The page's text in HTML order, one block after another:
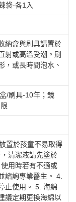
袋-各1入
納盒與刷具請置於
射或高溫受潮。刷
，或長時間泡水、
/刷具-10年；鏡
置於孩童不易取得
清潔液請先塗於
用時若有不適或
諮詢專業醫生。 4.
止使用。 5. 海綿
議定期更換海綿以